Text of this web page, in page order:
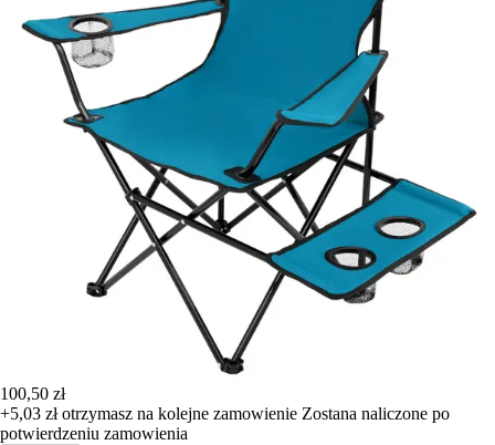
100,50 zł
+5,03 złotrzymasz na kolejne zamowienie Zostana naliczone po
potwierdzeniu zamowienia